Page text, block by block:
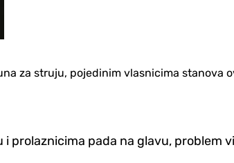
za struju, pojedinim vlasnicima stanova
prolaznicima pada na glavu, problem